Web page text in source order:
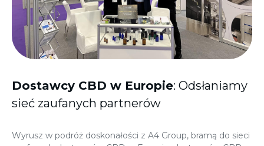
Dostawcy CBD w Europie: Odsłaniamy
sieć zaufanych partnerów
Wyrusz w podróż doskonałości z A4 Group, bramą do sieci